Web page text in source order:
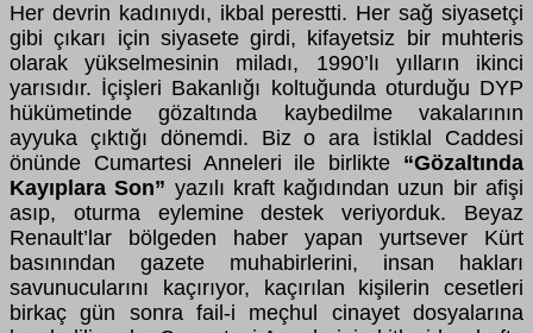
Her devrin kadınıydı, ikbal perestti. Her sağ siyasetçi
gibi çıkarı için siyasete girdi, kifayetsiz bir muhteris
olarak yükselmesinin miladı, 1990’lı yılların ikinci
yarısıdır. İçişleri Bakanlığı koltuğunda oturduğu DYP
hükümetinde gözaltında kaybedilme vakalarının
ayyuka çıktığı dönemdi. Biz o ara İstiklal Caddesi
önünde Cumartesi Anneleri ile birlikte “Gözaltında
Kayıplara Son” yazılı kraft kağıdından uzun bir afişi
asıp, oturma eylemine destek veriyorduk. Beyaz
Renault’lar bölgeden haber yapan yurtsever Kürt
basınından gazete muhabirlerini, insan hakları
savunucularını kaçırıyor, kaçırılan kişilerin cesetleri
birkaç gün sonra fail-i meçhul cinayet dosyalarına